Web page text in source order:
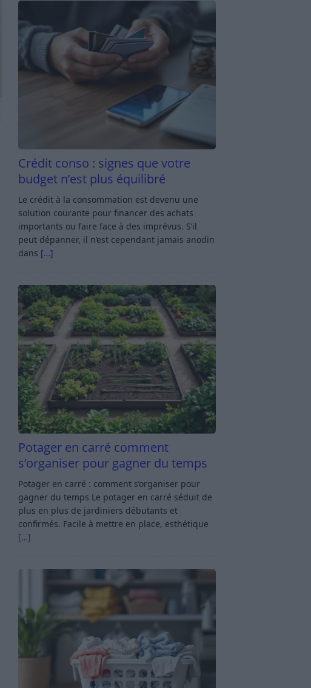
Crédit conso : signes que votre
budget n’est plus équilibré
Le crédit à la consommation est devenu une
solution courante pour financer des achats
importants ou faire face à des imprévus. S’il
peut dépanner, il n’est cependant jamais anodin
dans […]
Potager en carré comment
s’organiser pour gagner du temps
Potager en carré : comment s’organiser pour
gagner du temps Le potager en carré séduit de
plus en plus de jardiniers débutants et
confirmés. Facile à mettre en place, esthétique
[…]